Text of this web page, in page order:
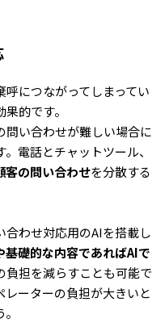
呼につながってしまってい
的です。
問い合わせが難しい場合に
電話とチャットツール、
客の問い合わせを分散する
合わせ対応用のAIを搭載し
基礎的な内容であればAIで
負担を減らすことも可能で
ーターの負担が大きいと